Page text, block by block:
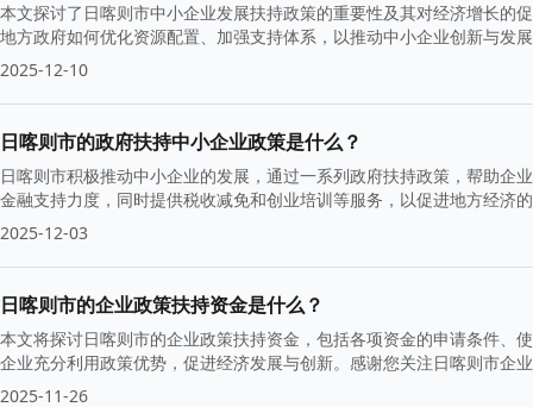
本文探讨了日喀则市中小企业发展扶持政策的重要性及其对经济增长的
地方政府如何优化资源配置、加强支持体系，以推动中小企业创新与发
2025-12-10
日喀则市的政府扶持中小企业政策是什么？
日喀则市积极推动中小企业的发展，通过一系列政府扶持政策，帮助
金融支持力度，同时提供税收减免和创业培训等服务，以促进地方经济
2025-12-03
日喀则市的企业政策扶持资金是什么？
本文将探讨日喀则市的企业政策扶持资金，包括各项资金的申请条件、
企业充分利用政策优势，促进经济发展与创新。感谢您关注日喀则市企
2025-11-26